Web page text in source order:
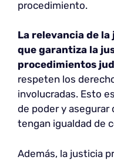
procedimiento.
La relevancia de
que garantiza la
procedimientos
respeten los
involucradas. Esto
de poder y asegurar
tengan igualdad de
Además, la justicia